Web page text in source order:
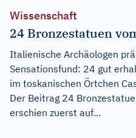
Wissenschaft
24 Bronzestatuen
Italienische Archäologen
Sensationsfund: 24 gut
im toskanischen Örtchen
Der Beitrag 24
erschien zuerst auf...